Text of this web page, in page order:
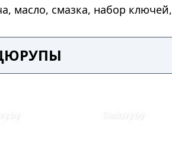
масло, смазка, набор ключей,